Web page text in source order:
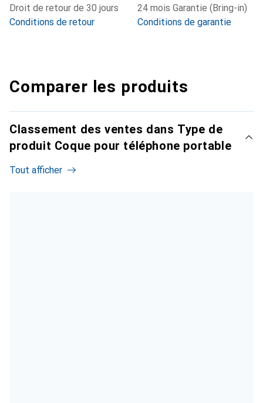
Droit de retour de 30 jours
Conditions de retour
24 mois Garantie (Bring-in)
Conditions de garantie
Comparer les produits
Classement des ventes dans Type de
produit Coque pour téléphone portable
Tout afficher